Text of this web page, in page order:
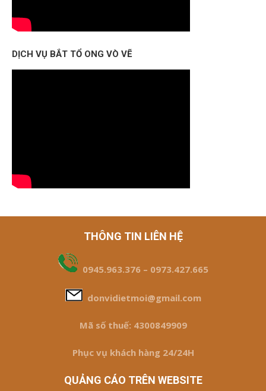
DỊCH VỤ BẮT TỔ ONG VÒ VẼ
THÔNG TIN LIÊN HỆ
0945.963.376 – 0973.427.665
donvidietmoi@gmail.com
Mã số thuế: 4300849909
Phục vụ khách hàng 24/24H
QUẢNG CÁO TRÊN WEBSITE